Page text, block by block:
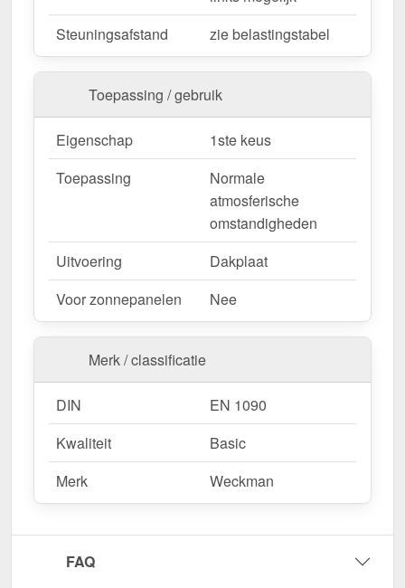
Bestel nu Damwandplaat 35/207 | Dak | Anti-Drup
1000 g/m² – Snelle levering & met 10 jaar
garantie!
Duurzaam, weerbestendig, op maat gemaakt - bestel
nu en profiteer van een snelle levering!
Wegens maatwerk / customisatie van herroepingsrecht uitgezonderd
Steuningsafstand
zie belastingstabel
Toepassing / gebruik
Eigenschap
1ste keus
Toepassing
Normale
atmosferische
omstandigheden
Uitvoering
Dakplaat
Voor zonnepanelen
Nee
Merk / classificatie
DIN
EN 1090
Kwaliteit
Basic
Merk
Weckman
FAQ